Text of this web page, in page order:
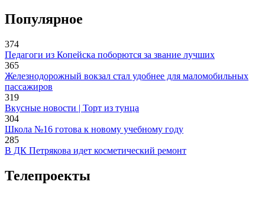
Популярное
374
Педагоги из Копейска поборются за звание лучших
365
Железнодорожный вокзал стал удобнее для маломобильных
пассажиров
319
Вкусные новости | Торт из тунца
304
Школа №16 готова к новому учебному году
285
В ДК Петрякова идет косметический ремонт
Телепроекты